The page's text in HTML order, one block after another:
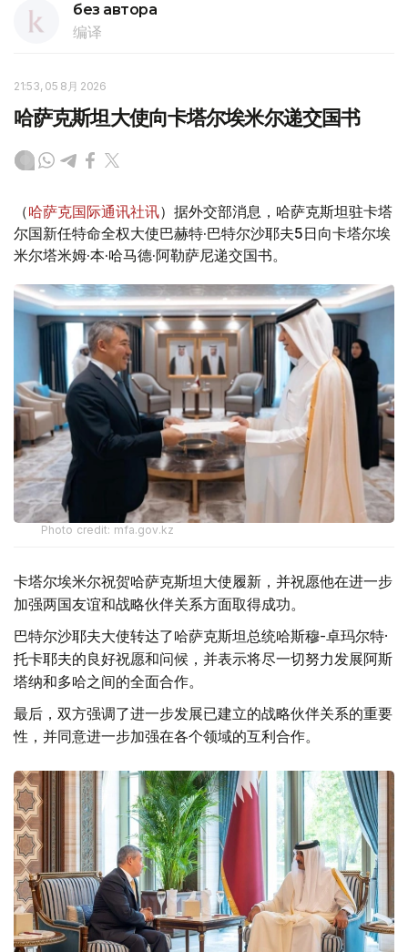
без автора
编译
21:53, 05 8月 2026
哈萨克斯坦大使向卡塔尔埃米尔递交国书
（哈萨克国际通讯社讯）据外交部消息，哈萨克斯坦驻卡塔
尔国新任特命全权大使巴赫特·巴特尔沙耶夫5日向卡塔尔埃
米尔塔米姆·本·哈马德·阿勒萨尼递交国书。
Photo credit: mfa.gov.kz
卡塔尔埃米尔祝贺哈萨克斯坦大使履新，并祝愿他在进一步
加强两国友谊和战略伙伴关系方面取得成功。
巴特尔沙耶夫大使转达了哈萨克斯坦总统哈斯穆-卓玛尔特·
托卡耶夫的良好祝愿和问候，并表示将尽一切努力发展阿斯
塔纳和多哈之间的全面合作。
最后，双方强调了进一步发展已建立的战略伙伴关系的重要
性，并同意进一步加强在各个领域的互利合作。